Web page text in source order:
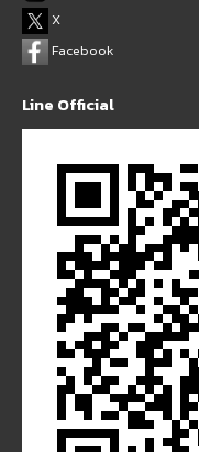
X
Facebook
Line Official